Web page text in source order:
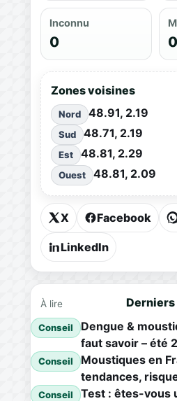
Inconnu
0
Zones voisines
Nord 48.91, 2.19
Sud 48.71, 2.19
Est 48.81, 2.29
Ouest 48.81, 2.09
X Facebook
LinkedIn
À lire
Conseil
Dengue &
faut savoir – été
Conseil
Moustiques en
tendances,
Conseil
Test : êtes-vous